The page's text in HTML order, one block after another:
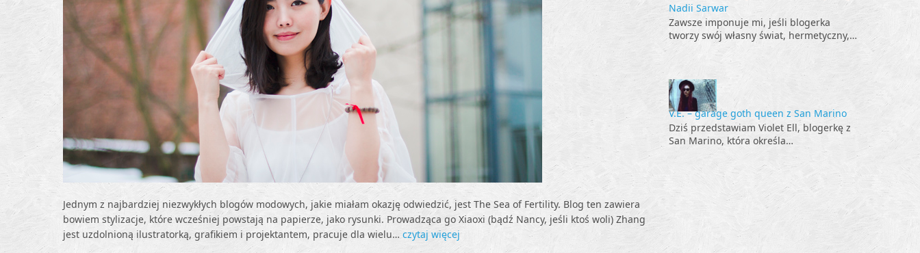
Jednym z najbardziej niezwykłych blogów modowych, jakie miałam okazję odwiedzić, jest The Sea of Fertility. Blog ten zawiera
bowiem stylizacje, które wcześniej powstają na papierze, jako rysunki. Prowadząca go Xiaoxi (bądź Nancy, jeśli ktoś woli) Zhang
jest uzdolnioną ilustratorką, grafikiem i projektantem, pracuje dla wielu… czytaj więcej
Nadii Sarwar
Zawsze imponuje mi, jeśli blogerka
tworzy swój własny świat, hermetyczny,…
V.E. – garage goth queen z San Marino
Dziś przedstawiam Violet Ell, blogerkę z
San Marino, która określa…